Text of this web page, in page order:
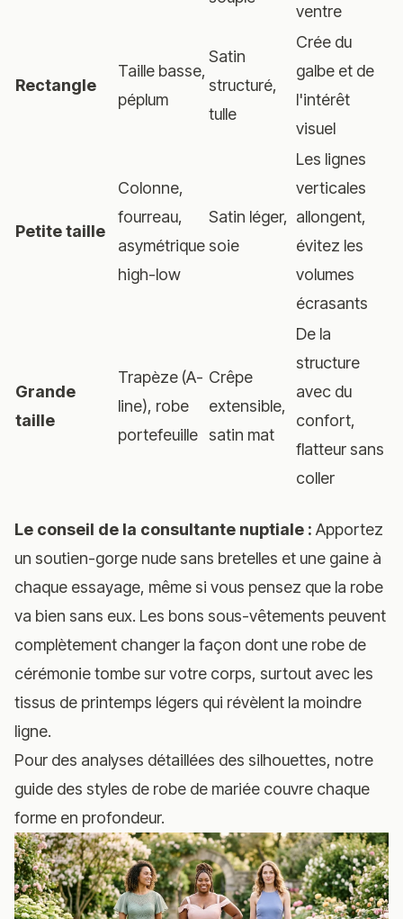
ventre
Rectangle
Taille basse,
péplum
Satin
structuré,
tulle
Crée du
galbe et de
l'intérêt
visuel
Petite taille
Colonne,
fourreau,
asymétrique
high-low
Satin léger,
soie
Les lignes
verticales
allongent,
évitez les
volumes
écrasants
Grande
taille
Trapèze (A-
line), robe
portefeuille
Crêpe
extensible,
satin mat
De la
structure
avec du
confort,
flatteur sans
coller
Le conseil de la consultante nuptiale : Apportez
un soutien-gorge nude sans bretelles et une gaine à
chaque essayage, même si vous pensez que la robe
va bien sans eux. Les bons sous-vêtements peuvent
complètement changer la façon dont une robe de
cérémonie tombe sur votre corps, surtout avec les
tissus de printemps légers qui révèlent la moindre
ligne.
Pour des analyses détaillées des silhouettes, notre
guide des styles de robe de mariée couvre chaque
forme en profondeur.